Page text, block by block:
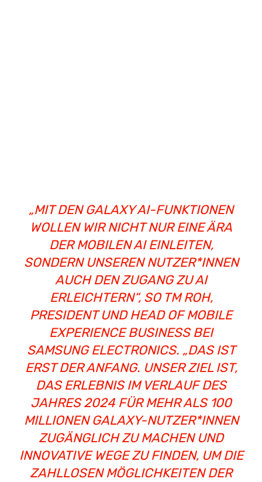
„MIT DEN GALAXY AI-FUNKTIONEN
WOLLEN WIR NICHT NUR EINE ÄRA
DER MOBILEN AI EINLEITEN,
SONDERN UNSEREN NUTZER*INNEN
AUCH DEN ZUGANG ZU AI
ERLEICHTERN“, SO TM ROH,
PRESIDENT UND HEAD OF MOBILE
EXPERIENCE BUSINESS BEI
SAMSUNG ELECTRONICS. „DAS IST
ERST DER ANFANG. UNSER ZIEL IST,
DAS ERLEBNIS IM VERLAUF DES
JAHRES 2024 FÜR MEHR ALS 100
MILLIONEN GALAXY-NUTZER*INNEN
ZUGÄNGLICH ZU MACHEN UND
INNOVATIVE WEGE ZU FINDEN, UM DIE
ZAHLLOSEN MÖGLICHKEITEN DER